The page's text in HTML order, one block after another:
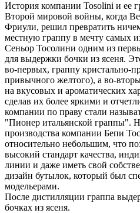
История компании Tosolini и ее
Второй мировой войны, когда
Фриули, решил превратить
местную граппу в мечту самых
Сеньор Тосолини одним из
для выдержки бочки из ясеня.
во-первых, граппу кристально-
привычного желтого), а во-
на вкусовых и ароматических
сделав их более яркими и
компании по праву стали
"Пионер итальянской граппы".
производства компании Бепи
относительно небольшим, что
высокий стандарт качества,
линии и даже иметь свой
дизайн бутылок, который был
модельерами.
После дистилляции граппа
бочках из ясеня.